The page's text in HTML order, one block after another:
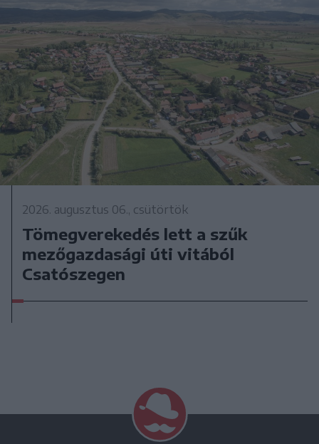
2026. augusztus 06., csütörtök
Tömegverekedés lett a szűk
mezőgazdasági úti vitából
Csatószegen